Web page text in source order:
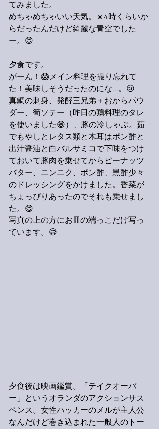
てみました。
めちゃめちゃいい天気。☀️4時くらいか
らだったんだけど綺麗な青空でした
ー。😊
夕食です。
がーん！😱メイン料理を撮り忘れて
た！美味しそうだったのにな...。😢
真鯛の刺身、発酵三兄弟＋おからパウ
ダー、筍ソテー（昨日の鶏料理のタレ
を使いました😁）、豚の冷しゃぶ。茹
でもやしとレタス類と木耳はポン酢と
出汁醤油と白バルサミコで下味をつけ
ておいて豚肉を乗せてからピーナッツ
バター、ニンニク、ポン酢、黒酢少々
のドレッシングをかけました。香菜が
ちょっぴりあったのでそれも乗せまし
た。😋
写真の上の方にお皿の端っこだけ写っ
ています。😅
夕食後は映画鑑賞。「テイクオーバ
ー」というオランダのアクションサス
ペンス。女性ハッカーのメルが主人公
なんだけど巻き込まれた一般人のトー